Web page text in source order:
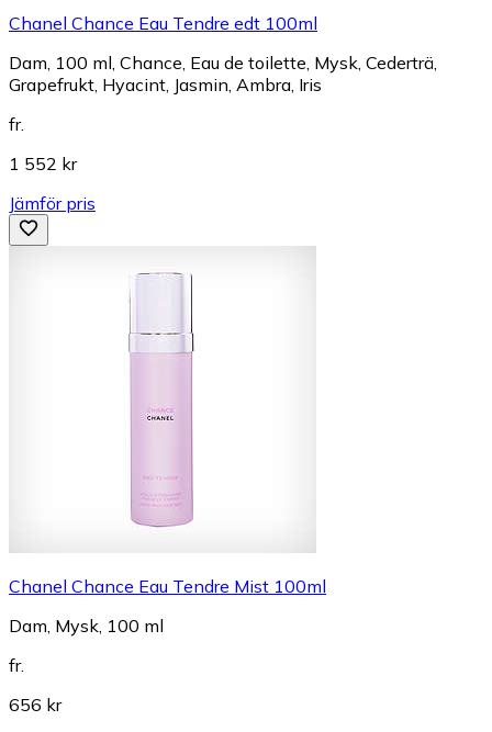
Chanel Chance Eau Tendre edt 100ml
Dam, 100 ml, Chance, Eau de toilette, Mysk, Cederträ,
Grapefrukt, Hyacint, Jasmin, Ambra, Iris
fr.
1 552 kr
Jämför pris
Chanel Chance Eau Tendre Mist 100ml
Dam, Mysk, 100 ml
fr.
656 kr